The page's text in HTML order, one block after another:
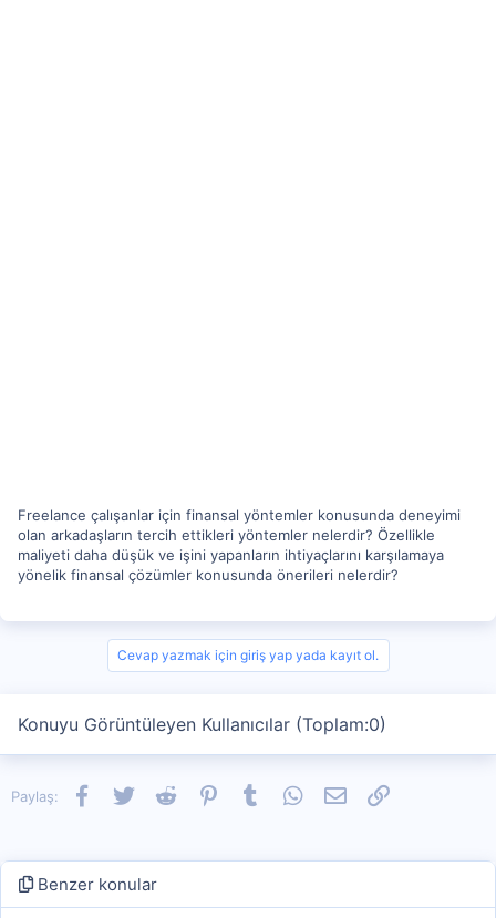
Freelance çalışanlar için finansal yöntemler konusunda deneyimi
olan arkadaşların tercih ettikleri yöntemler nelerdir? Özellikle
maliyeti daha düşük ve işini yapanların ihtiyaçlarını karşılamaya
yönelik finansal çözümler konusunda önerileri nelerdir?
Cevap yazmak için giriş yap yada kayıt ol.
Konuyu Görüntüleyen Kullanıcılar (Toplam:0)
Paylaş: Facebook
TwitterReddit PinterestTumblrWhatsApp
E-postaLink
Benzer konular